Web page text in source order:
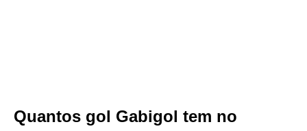
Quantos gol Gabigol tem no